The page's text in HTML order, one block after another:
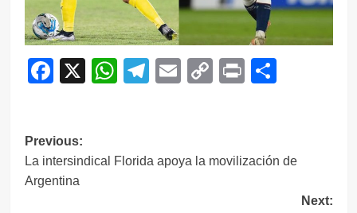
Facebook
X WhatsApp
Telegram
EmailCopy
Print
Navegación
de
entradas
Previous:
La intersindical Florida apoya la movilización de
Argentina
Next: